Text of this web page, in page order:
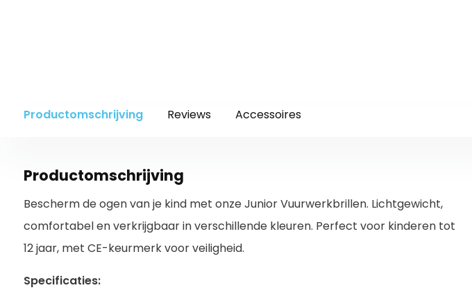
Productomschrijving Reviews Accessoires
Productomschrijving
Bescherm de ogen van je kind met onze Junior Vuurwerkbrillen. Lichtgewicht,
comfortabel en verkrijgbaar in verschillende kleuren. Perfect voor kinderen tot
12 jaar, met CE-keurmerk voor veiligheid.
Specificaties: